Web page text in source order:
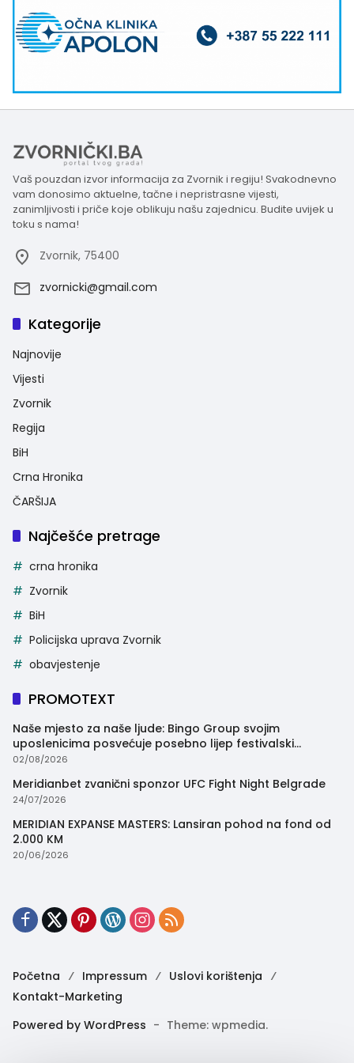
Vaš pouzdan izvor informacija za Zvornik i regiju! Svakodnevno
vam donosimo aktuelne, tačne i nepristrasne vijesti,
zanimljivosti i priče koje oblikuju našu zajednicu. Budite uvijek u
toku s nama!
Zvornik, 75400
zvornicki@gmail.com
Kategorije
Najnovije
Vijesti
Zvornik
Regija
BiH
Crna Hronika
ČARŠIJA
Najčešće pretrage
crna hronika
Zvornik
BiH
Policijska uprava Zvornik
obavjestenje
PROMOTEXT
Naše mjesto za naše ljude: Bingo Group svojim
uposlenicima posvećuje posebno lijep festivalski
trenutak
02/08/2026
Meridianbet zvanični sponzor UFC Fight Night Belgrade
24/07/2026
MERIDIAN EXPANSE MASTERS: Lansiran pohod na fond od
2.000 KM
20/06/2026
Početna Impressum
Uslovi korištenja
Kontakt-Marketing
Powered by WordPress - Theme: wpmedia.